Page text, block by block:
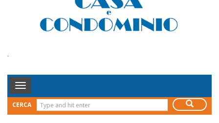
.
Toggle
Navigation
CERCA